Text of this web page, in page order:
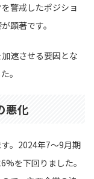
警戒したポジショ
顕著です。
速させる要因とな
。
悪化
。2024年7〜9月期
を下回りました。